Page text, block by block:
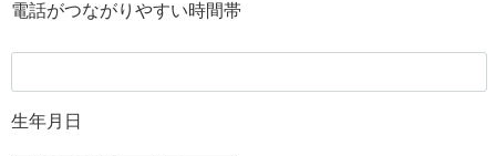
電話がつながりやすい時間帯
生年月日